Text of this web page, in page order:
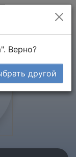
Верно?
другой